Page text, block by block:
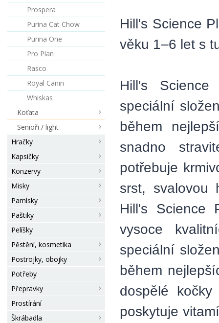
Prospera
Purina Cat Chow
Purina One
Pro Plan
Rasco
Royal Canin
Whiskas
Koťata
Senioři / light
Hračky
Kapsičky
Konzervy
Misky
Pamlsky
Paštiky
Pelíšky
Pěstění, kosmetika
Postrojky, obojky
Potřeby
Přepravky
Prostírání
Škrábadla
Hill's Science
věku 1–6 let s
Hill's
speciální
během
snadno
potřebuje
srst, svalovou
Hill's Science
vysoce
speciální
během
dospělé
poskytuje